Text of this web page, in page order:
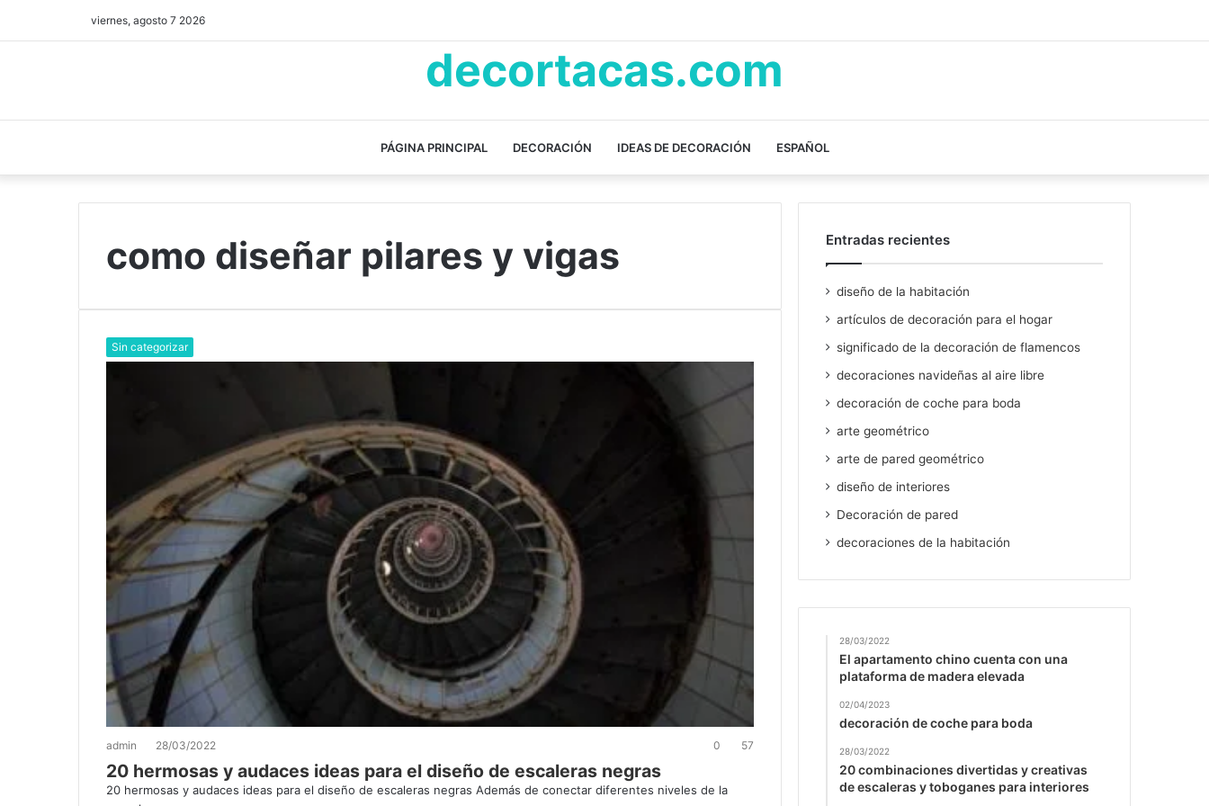
viernes, agosto 7 2026
decortacas.com
PÁGINA PRINCIPAL DECORACIÓN IDEAS DE DECORACIÓN ESPAÑOL
como diseñar pilares y vigas
Sin categorizar
admin 28/03/2022 0 57
20 hermosas y audaces ideas para el diseño de escaleras negras
20 hermosas y audaces ideas para el diseño de escaleras negras Además de conectar diferentes niveles de la
Entradas recientes
diseño de la habitación
artículos de decoración para el hogar
significado de la decoración de flamencos
decoraciones navideñas al aire libre
decoración de coche para boda
arte geométrico
arte de pared geométrico
diseño de interiores
Decoración de pared
decoraciones de la habitación
28/03/2022
El apartamento chino cuenta con una
plataforma de madera elevada
02/04/2023
decoración de coche para boda
28/03/2022
20 combinaciones divertidas y creativas
de escaleras y toboganes para interiores